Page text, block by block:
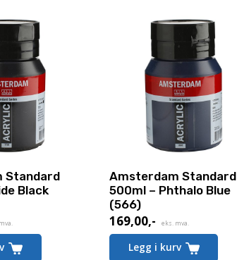
Standard
Black
Amsterdam Standard
500ml – Phthalo Blue
(566)
169,00,- eks. mva.
Legg i kurv